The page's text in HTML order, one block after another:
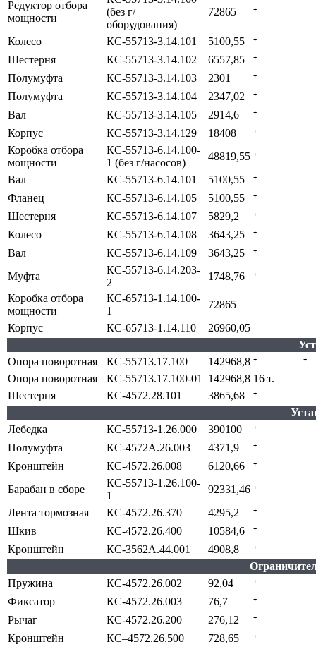
Редуктор отбора
мощности
(без г/
оборудования)
72865 ⁺
Колесо КС-55713-3.14.101 5100,55
⁺
Шестерня
КС-55713-3.14.102 6557,85
⁺
Полумуфта
КС-55713-3.14.103 2301
⁺
Полумуфта
КС-55713-3.14.104 2347,02
⁺
Вал
КС-55713-3.14.105 2914,6
⁺
Корпус
КС-55713-3.14.129 18408
⁺
Коробка отбора
мощности
КС-55713-6.14.100-
1 (без г/насосов)
48819,55 ⁺
Вал
КС-55713-6.14.101 5100,55
⁺
Фланец
КС-55713-6.14.105 5100,55
⁺
Шестерня
КС-55713-6.14.107 5829,2
⁺
Колесо
КС-55713-6.14.108 3643,25
⁺
Вал
КС-55713-6.14.109 3643,25
⁺
Муфта
КС-55713-6.14.203-
2
1748,76
⁺
Коробка отбора
мощности
КС-65713-1.14.100-
1
72865
Корпус
КС-65713-1.14.110
26960,05
Опора поворотная
КС-55713.17.100 142968,8 ⁺
⁺
Опора поворотная
КС-55713.17.100-01 142968,8 16 т.
Шестерня
КС-4572.28.101 3865,68
⁺
Лебедка
КС-55713-1.26.000 390100
⁺
Полумуфта
КС-4572А.26.003 4371,9
⁺
Кронштейн
КС-4572.26.008 6120,66
⁺
Барабан в сборе
КС-55713-1.26.100-
1
92331,46 ⁺
Лента тормозная
КС-4572.26.370 4295,2
⁺
Шкив
КС-4572.26.400 10584,6
⁺
Кронштейн
КС-3562А.44.001 4908,8
⁺
Пружина
КС-4572.26.002 92,04
⁺
Фиксатор
КС-4572.26.003 76,7
⁺
Рычаг
КС-4572.26.200 276,12
⁺
Кронштейн
КС–4572.26.500 728,65
⁺